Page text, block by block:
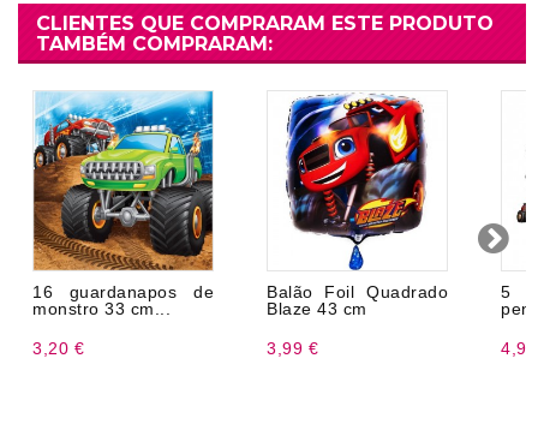
CLIENTES QUE COMPRARAM ESTE PRODUTO
TAMBÉM COMPRARAM:
16 guardanapos de
monstro 33 cm...
3,20 €
Balão Foil Quadrado
Blaze 43 cm
3,99 €
5